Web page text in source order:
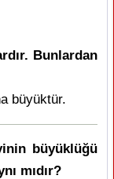
Bunlardan
büyüktür.
büyüklüğü
mıdır?